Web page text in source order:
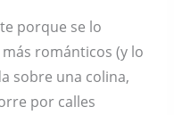
porque se lo
románticos (y lo
sobre una colina,
por calles